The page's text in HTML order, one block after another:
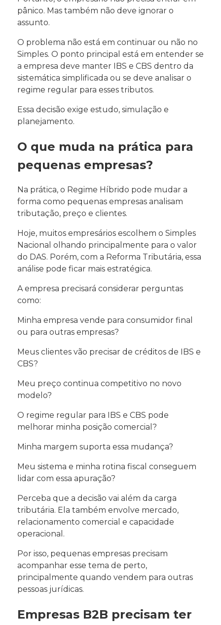
pânico. Mas também não deve ignorar o
assunto.
O problema não está em continuar ou não no
Simples. O ponto principal está em entender se
a empresa deve manter IBS e CBS dentro da
sistemática simplificada ou se deve analisar o
regime regular para esses tributos.
Essa decisão exige estudo, simulação e
planejamento.
O que muda na prática para
pequenas empresas?
Na prática, o Regime Híbrido pode mudar a
forma como pequenas empresas analisam
tributação, preço e clientes.
Hoje, muitos empresários escolhem o Simples
Nacional olhando principalmente para o valor
do DAS. Porém, com a Reforma Tributária, essa
análise pode ficar mais estratégica.
A empresa precisará considerar perguntas
como:
Minha empresa vende para consumidor final
ou para outras empresas?
Meus clientes vão precisar de créditos de IBS e
CBS?
Meu preço continua competitivo no novo
modelo?
O regime regular para IBS e CBS pode
melhorar minha posição comercial?
Minha margem suporta essa mudança?
Meu sistema e minha rotina fiscal conseguem
lidar com essa apuração?
Perceba que a decisão vai além da carga
tributária. Ela também envolve mercado,
relacionamento comercial e capacidade
operacional.
Por isso, pequenas empresas precisam
acompanhar esse tema de perto,
principalmente quando vendem para outras
pessoas jurídicas.
Empresas B2B precisam ter